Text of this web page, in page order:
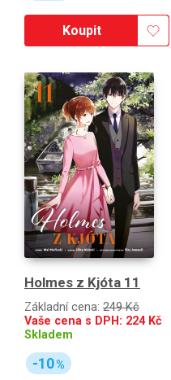
Koupit
Holmes z Kjóta 11
Základní cena: 249 Kč
Vaše cena s DPH: 224Kč
Skladem
-10%